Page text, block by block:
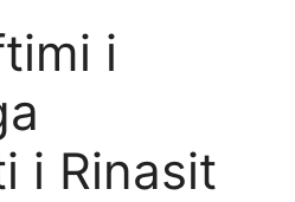
i
i Rinasit